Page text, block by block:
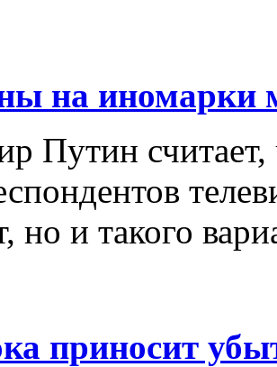
на иномарки
Путин
но и такого
приносит